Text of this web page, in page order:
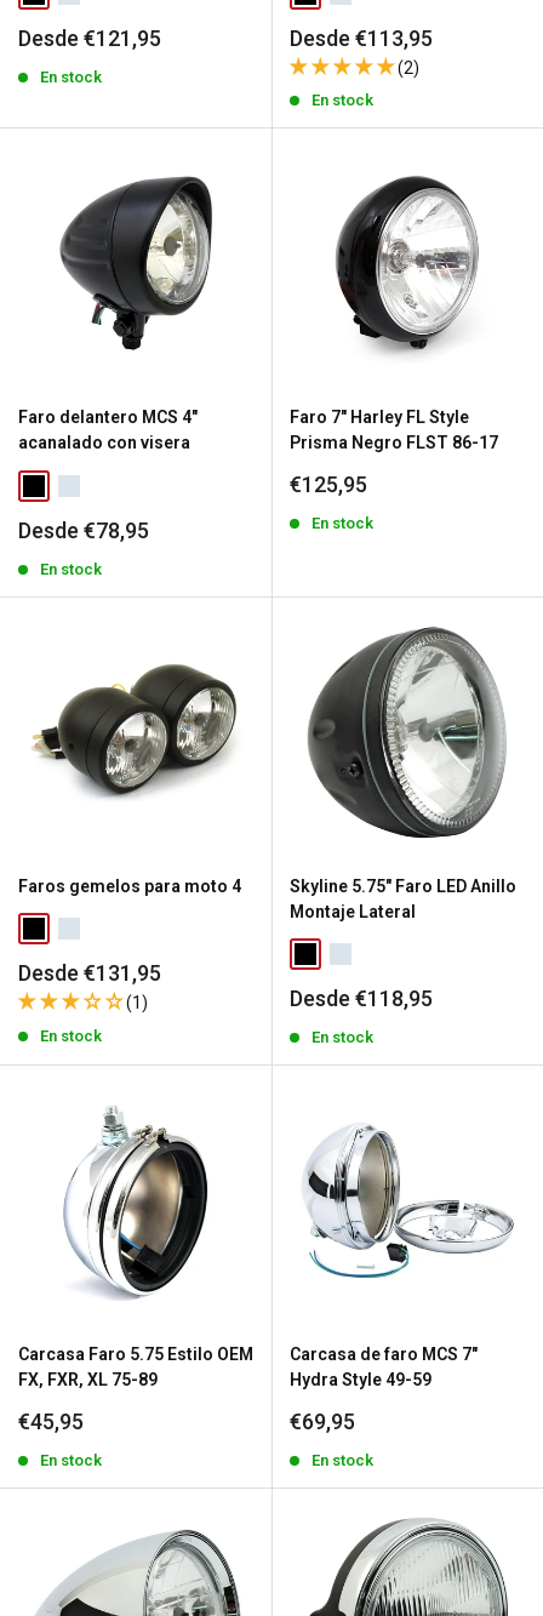
Precio
venta
Desde €121,95
En stock
Precio
de
venta
Desde €113,95
(2)
En stock
Faro delantero MCS 4"
acanalado con visera
Precio
venta
Desde €78,95
En stock
Faro 7" Harley FL Style
Prisma Negro FLST 86-17
Precio
venta
€125,95
En stock
Faros gemelos para moto 4
Precio
de
venta
Desde €131,95
(1)
En stock
Skyline 5.75" Faro LED Anillo
Montaje Lateral
Precio
venta
Desde €118,95
En stock
Carcasa Faro 5.75 Estilo OEM
FX, FXR, XL 75-89
Precio
venta
€45,95
En stock
Carcasa de faro MCS 7"
Hydra Style 49-59
Precio
venta
€69,95
En stock